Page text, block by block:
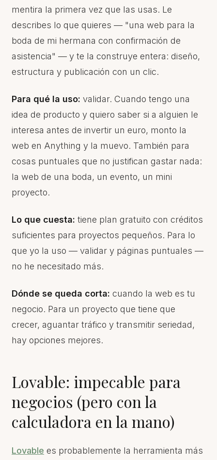
mentira la primera vez que las usas. Le
describes lo que quieres — "una web para la
boda de mi hermana con confirmación de
asistencia" — y te la construye entera: diseño,
estructura y publicación con un clic.
Para qué la uso: validar. Cuando tengo una
idea de producto y quiero saber si a alguien le
interesa antes de invertir un euro, monto la
web en Anything y la muevo. También para
cosas puntuales que no justifican gastar nada:
la web de una boda, un evento, un mini
proyecto.
Lo que cuesta: tiene plan gratuito con créditos
suficientes para proyectos pequeños. Para lo
que yo la uso — validar y páginas puntuales —
no he necesitado más.
Dónde se queda corta: cuando la web es tu
negocio. Para un proyecto que tiene que
crecer, aguantar tráfico y transmitir seriedad,
hay opciones mejores.
Lovable: impecable para
negocios (pero con la
calculadora en la mano)
Lovable es probablemente la herramienta más